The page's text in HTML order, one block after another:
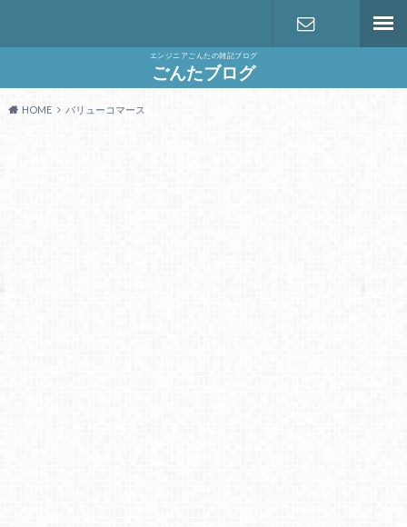
エンジニアごんたの雑記ブログ
ごんたブログ
HOME バリューコマース